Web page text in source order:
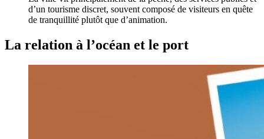
d’un tourisme discret, souvent composé de visiteurs en quête
de tranquillité plutôt que d’animation.
La relation à l’océan et le port